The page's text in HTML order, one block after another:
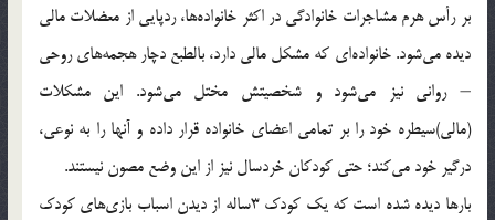
بر رأس هرم مشاجرات خانوادگي در اكثر خانواده‌ها‌، رد‌پايي از معضلات مالي
ديده مي‌شود. خانواده‌اي كه مشكل مالي دارد‌، بالطبع دچار هجمه‌هاي روحي
– رواني نيز مي‌شود و شخصيتش مختل مي‌شود. اين مشكلات
(مالي)سيطره خود را بر تمامي اعضاي خانواده قرار داده و آنها را به نوعي‌،
درگير خود مي‌كند؛ حتي كودكان خردسال نيز از اين وضع مصون نيستند.
بارها ديده شده است كه يك كودك 3ساله از ديدن اسباب بازي‌هاي كودك